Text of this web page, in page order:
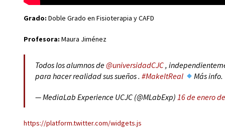
Grado: Doble Grado en Fisioterapia y CAFD
Profesora: Maura Jiménez
Todos los alumnos de@universidadCJC,
para hacer realidad sus sueños . #MakeItReal Más info.
— MediaLab Experience UCJC (@MLabExp) 16 de enero
https://platform.twitter.com/widgets.js